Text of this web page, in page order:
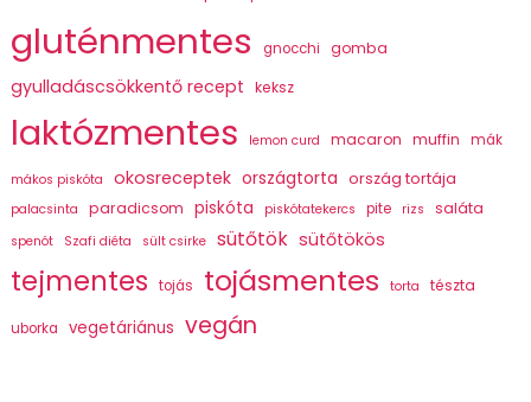
gluténmentes gnocchi gomba
gyulladáscsökkentő recept keksz
laktózmentes lemon curd macaron muffin mák
mákos piskóta okosreceptek országtorta ország tortája
palacsinta paradicsom piskóta piskótatekercs pite rizs saláta
spenót Szafi diéta sült csirke sütőtök sütőtökös
tejmentes tojás tojásmentes torta tészta
uborka vegetáriánus vegán